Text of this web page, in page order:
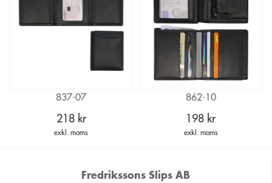
837-07
218 kr
exkl. moms
862-10
198 kr
exkl. moms
Fredrikssons Slips AB